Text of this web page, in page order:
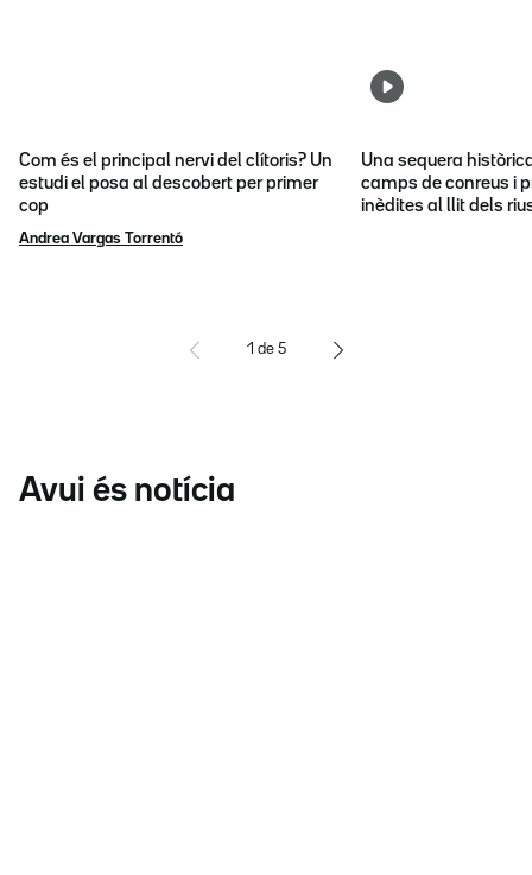
Com és el principal nervi del clítoris? Un
estudi el posa al descobert per primer
cop
Andrea Vargas Torrentó
Una sequera
camps de conreus i
inèdites al llit dels
1 de 5
Avui és notícia